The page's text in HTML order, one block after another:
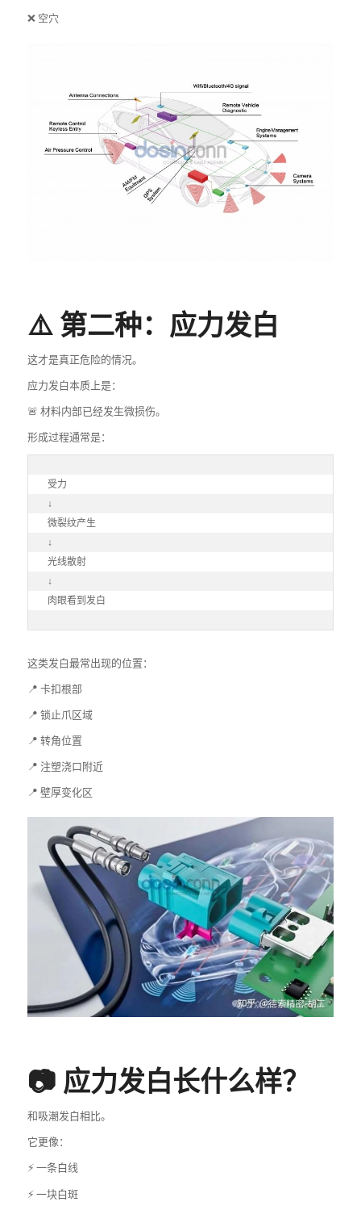
❌ 空穴
⚠️ 第二种：应力发白
这才是真正危险的情况。
应力发白本质上是：
🚨 材料内部已经发生微损伤。
形成过程通常是：
受力
↓
微裂纹产生
↓
光线散射
↓
肉眼看到发白
这类发白最常出现的位置：
📍 卡扣根部
📍 锁止爪区域
📍 转角位置
📍 注塑浇口附近
📍 壁厚变化区
📷 应力发白长什么样？
和吸潮发白相比。
它更像：
⚡ 一条白线
⚡ 一块白斑